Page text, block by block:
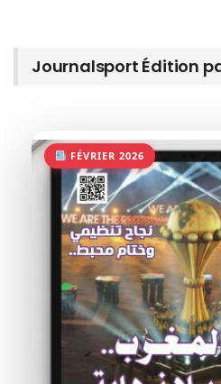
Journalsport Édition
FÉVRIER 2026